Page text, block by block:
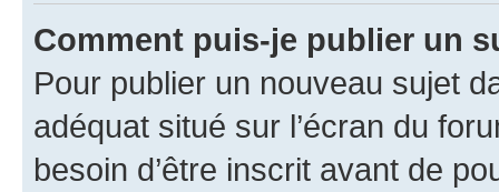
Comment puis-je publier un
Pour publier un nouveau sujet
adéquat situé sur l’écran du
besoin d’être inscrit avant de